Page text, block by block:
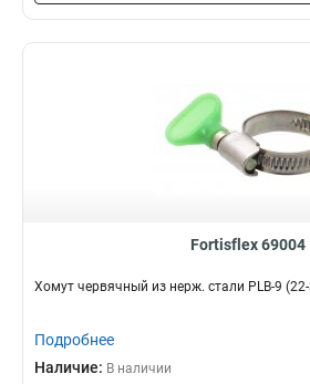
Fortisflex 69004
Хомут червячный из нерж. стали PLB-9 (22-
Подробнее
Наличие: В наличии